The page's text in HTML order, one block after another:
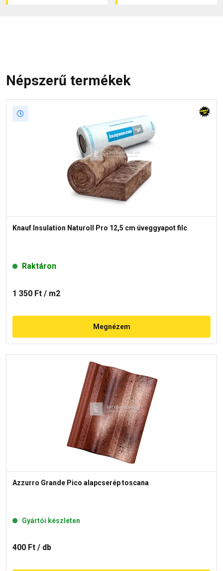
Népszerű termékek
Knauf Insulation Naturoll Pro 12,5 cm üveggyapot filc
Raktáron
1 350 Ft / m2
Megnézem
Azzurro Grande Pico alapcserép toscana
Gyártói készleten
400 Ft / db